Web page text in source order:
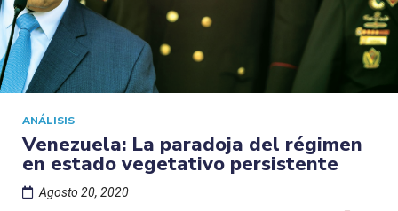
ANÁLISIS
Venezuela: La paradoja del régimen
en estado vegetativo persistente
Agosto 20, 2020